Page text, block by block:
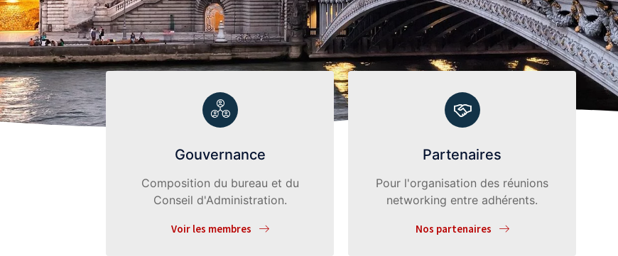
Gouvernance
Composition du bureau et du
Conseil d'Administration.
Voir les membres
Partenaires
Pour l'organisation des réunions
networking entre adhérents.
Nos partenaires